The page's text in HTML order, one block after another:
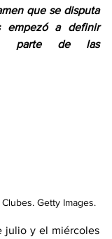
que se disputa
empezó a definir
parte de las
Getty Images.
julio y el miércoles